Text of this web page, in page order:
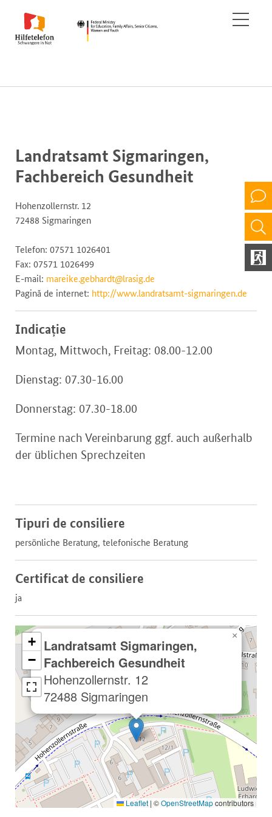
Landratsamt Sigmaringen,
Fachbereich Gesundheit
Hohenzollernstr. 12
72488 Sigmaringen
Telefon: 07571 1026401
Fax: 07571 1026499
E-mail: mareike.gebhardt@lrasig.de
Pagină de internet: http://www.landratsamt-sigmaringen.de
Indicație
Montag, Mittwoch, Freitag: 08.00-12.00
Dienstag: 07.30-16.00
Donnerstag: 07.30-18.00
Termine nach Vereinbarung ggf. auch außerhalb
der üblichen Sprechzeiten
Tipuri de consiliere
persönliche Beratung, telefonische Beratung
Certificat de consiliere
ja
Landratsamt Sigmaringen,
Fachbereich Gesundheit
Hohenzollernstr. 12
72488 Sigmaringen
×
+
−
Leaflet | ©OpenStreetMapcontributors